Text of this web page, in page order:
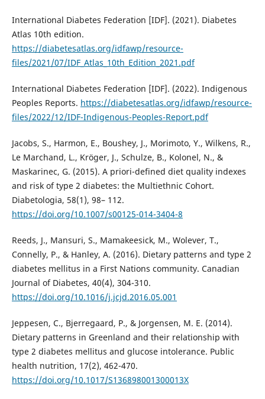
International Diabetes Federation [IDF]. (2021). Diabetes
Atlas 10th edition.
https://diabetesatlas.org/idfawp/resource-
files/2021/07/IDF_Atlas_10th_Edition_2021.pdf
International Diabetes Federation [IDF]. (2022). Indigenous
Peoples Reports. https://diabetesatlas.org/idfawp/resource-
files/2022/12/IDF-Indigenous-Peoples-Report.pdf
Jacobs, S., Harmon, E., Boushey, J., Morimoto, Y., Wilkens, R.,
Le Marchand, L., Kröger, J., Schulze, B., Kolonel, N., &
Maskarinec, G. (2015). A priori-defined diet quality indexes
and risk of type 2 diabetes: the Multiethnic Cohort.
Diabetologia, 58(1), 98– 112.
https://doi.org/10.1007/s00125-014-3404-8
Reeds, J., Mansuri, S., Mamakeesick, M., Wolever, T.,
Connelly, P., & Hanley, A. (2016). Dietary patterns and type 2
diabetes mellitus in a First Nations community. Canadian
Journal of Diabetes, 40(4), 304-310.
https://doi.org/10.1016/j.jcjd.2016.05.001
Jeppesen, C., Bjerregaard, P., & Jorgensen, M. E. (2014).
Dietary patterns in Greenland and their relationship with
type 2 diabetes mellitus and glucose intolerance. Public
health nutrition, 17(2), 462-470.
https://doi.org/10.1017/S136898001300013X